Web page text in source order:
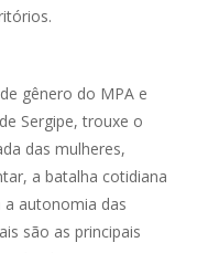
gênero do MPA e
Sergipe, trouxe o
das mulheres,
a batalha cotidiana
autonomia das
são as principais